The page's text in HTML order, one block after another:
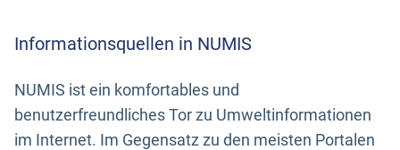
Informationsquellen in NUMIS
NUMIS ist ein komfortables und
benutzerfreundliches Tor zu Umweltinformationen
im Internet. Im Gegensatz zu den meisten Portalen